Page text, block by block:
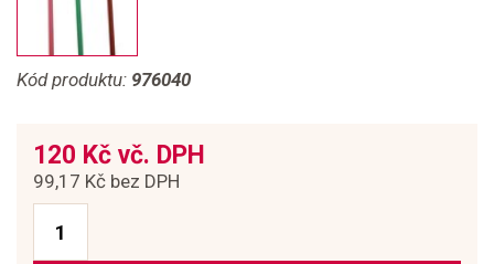
Kód produktu: 976040
120 Kč vč. DPH
99,17 Kč bez DPH